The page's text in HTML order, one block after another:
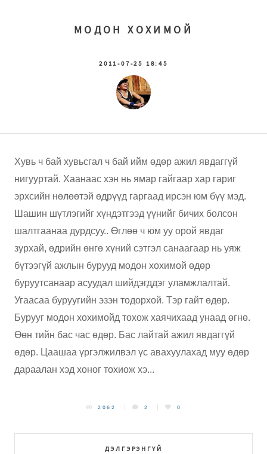
МОДОН ХОХИМОЙ
2011-07-25 18:45
Хувь ч бай хувьсгал ч бай ийм өдөр ажил явдаггүй
нигууртай. Хаанаас хэн нь ямар гайгаар хар гариг
эрхсийн нөлөөтэй өдрүүд гаргаад ирсэн юм бүү мэд.
Шашин шүтлэгийг хүндэтгээд үүнийг бичих болсон
шалтгаанаа дурдсуу.. Өглөө ч юм уу орой явдаг
зурхай, өдрийн өнгө хүний сэтгэл санаагаар нь уяж
бүтээгүй ажлын бурууд модон хохимой өдөр
буруутсанаар асуудал шийдэгддэг уламжлалтай.
Угаасаа буруугийн эзэн тодорхой. Тэр гайт өдөр.
Бурууг модон хохимойд тохож хаячихаад унаад өгнө.
Өөн тийн бас час өдөр. Бас лайтай ажил явдаггүй
өдөр. Цаашаа үргэлжилвэл үс авахуулахад муу өдөр
дараалан хэд хоног тохиож хэ...
ДЭЛГЭРЭНГҮЙ
2062 2 0